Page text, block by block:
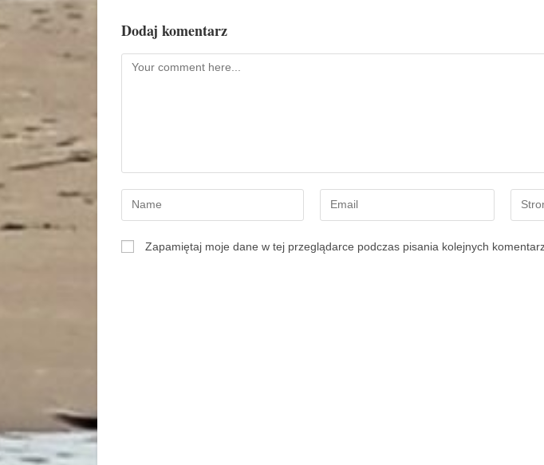
Dodaj komentarz
Zapamiętaj moje dane w tej przeglądarce podczas pisania kolejnych